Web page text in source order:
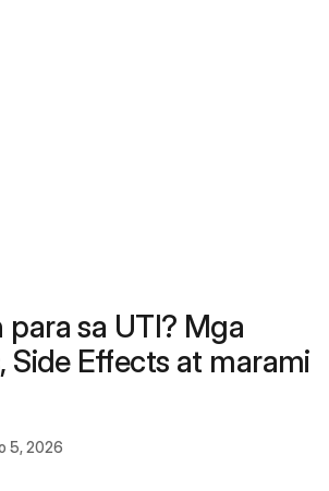
sa UTI? Mga
Side Effects at marami
5, 2026